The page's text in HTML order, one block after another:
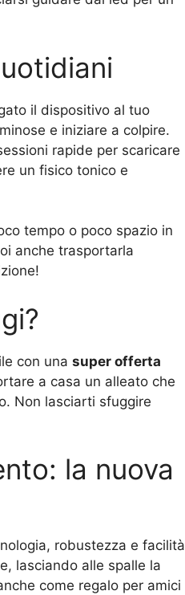
il dispositivo al tuo
e iniziare a colpire.
rapide per scaricare
un fisico tonico e
tempo o poco spazio in
anche trasportarla
con una super offerta
a casa un alleato che
Non lasciarti sfuggire
la nuova
robustezza e facilità
lasciando alle spalle la
come regalo per amici